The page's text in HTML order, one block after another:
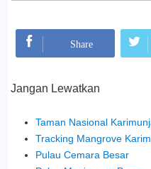
Share
Jangan Lewatkan
Taman Nasional
Tracking Mangrove
Pulau Cemara Besar